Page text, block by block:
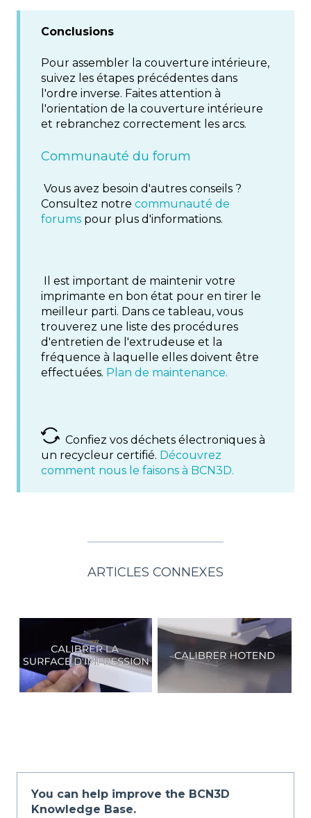
Conclusions
Pour assembler la couverture intérieure,
suivez les étapes précédentes dans
l'ordre inverse. Faites attention à
l'orientation de la couverture intérieure
et rebranchez correctement les arcs.
Communauté du forum
Vous avez besoin d'autres conseils ?
Consultez notre communauté de
forums pour plus d'informations.
Il est important de maintenir votre
imprimante en bon état pour en tirer le
meilleur parti. Dans ce tableau, vous
trouverez une liste des procédures
d'entretien de l'extrudeuse et la
fréquence à laquelle elles doivent être
effectuées. Plan de maintenance.
Confiez vos déchets électroniques à
un recycleur certifié. Découvrez
comment nous le faisons à BCN3D.
ARTICLES CONNEXES
You can help improve the BCN3D
Knowledge Base.